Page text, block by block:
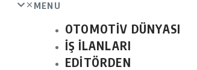
MENU
OTOMOTİV DÜNYASI
İŞ İLANLARI
EDİTÖRDEN